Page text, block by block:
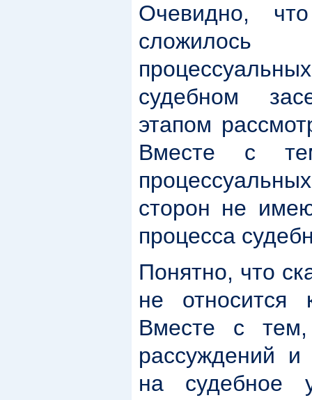
Очевидно,
судебном
этапом
Вместе с
сторон не
процесса
Понятно, что
не относится
Вместе с тем,
рассуждений и
на судебное